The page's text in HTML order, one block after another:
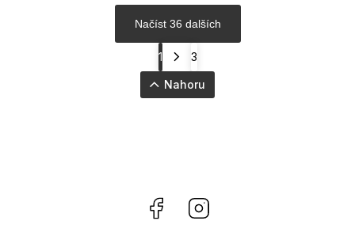
Načíst 36 dalších
1 3
Nahoru
Facebook